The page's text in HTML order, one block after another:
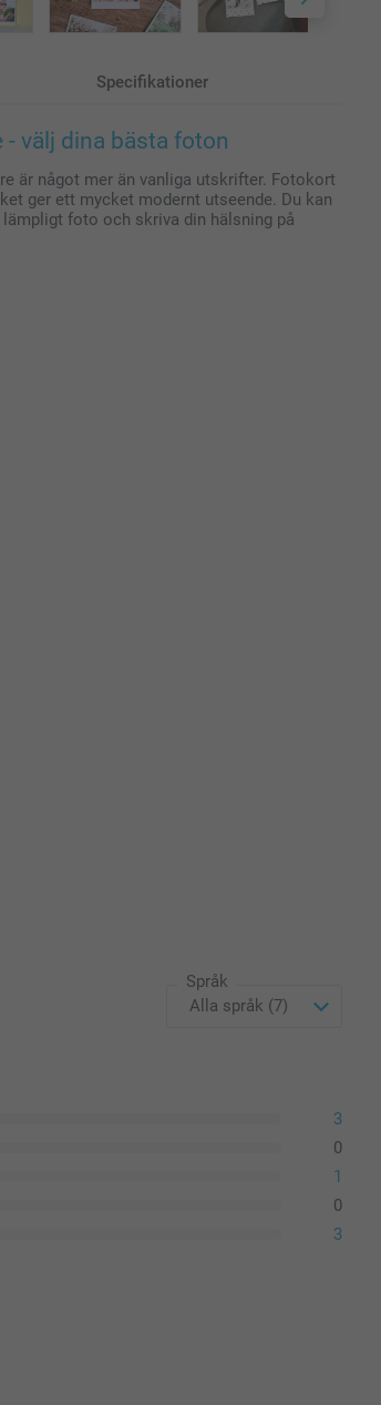
Specifikationer
- välj dina bästa foton
är något mer än vanliga utskrifter. Fotokort
ger ett mycket modernt utseende. Du kan
foto och skriva din hälsning på
Språk
3
0
1
0
3